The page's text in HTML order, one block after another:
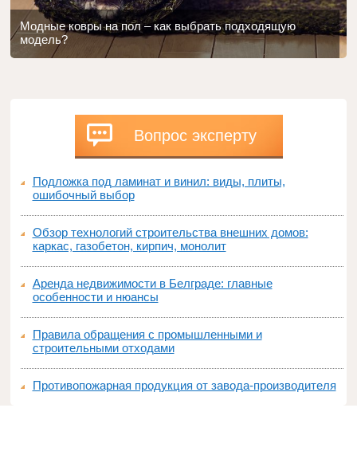
Модные ковры на пол – как выбрать подходящую
модель?
Вопрос эксперту
Подложка под ламинат и винил: виды, плиты,
ошибочный выбор
Обзор технологий строительства внешних домов:
каркас, газобетон, кирпич, монолит
Аренда недвижимости в Белграде: главные
особенности и нюансы
Правила обращения с промышленными и
строительными отходами
Противопожарная продукция от завода-производителя